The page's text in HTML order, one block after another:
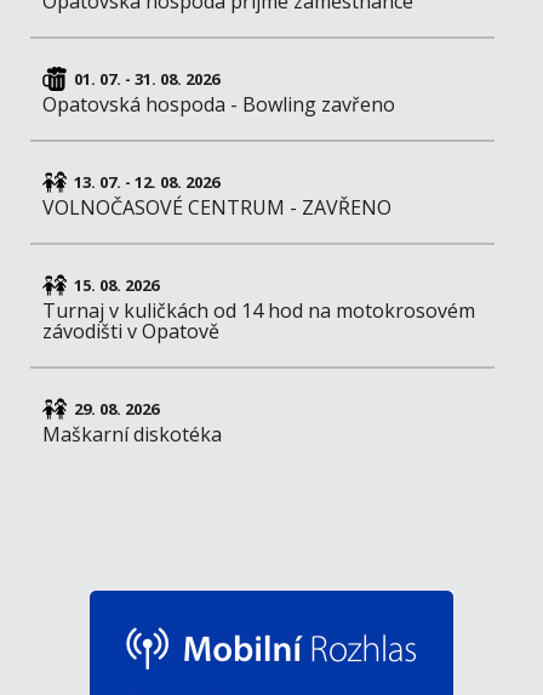
01. 07. - 31. 08. 2026
Opatovská hospoda - Bowling zavřeno
13. 07. - 12. 08. 2026
VOLNOČASOVÉ CENTRUM - ZAVŘENO
15. 08. 2026
Turnaj v kuličkách od 14 hod na motokrosovém
závodišti v Opatově
29. 08. 2026
Maškarní diskotéka